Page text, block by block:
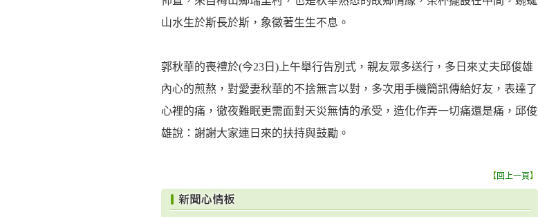
山水生於斯長於斯，象徵著生生不息。
郭秋華的喪禮於(今23日)上午舉行告別式，親友眾多送行，多日來丈夫邱俊雄
內心的煎熬，對愛妻秋華的不捨無言以對，多次用手機簡訊傳給好友，表達了
心裡的痛，徹夜難眠更需面對天災無情的承受，造化作弄一切痛還是痛，邱俊
雄說：謝謝大家連日來的扶持與鼓勵。
【回上一頁】